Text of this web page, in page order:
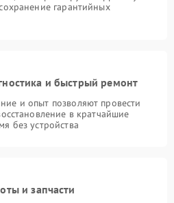
гарантийных
и быстрый ремонт
и опыт позволяют провести
в кратчайшие
без устройства
и запчасти